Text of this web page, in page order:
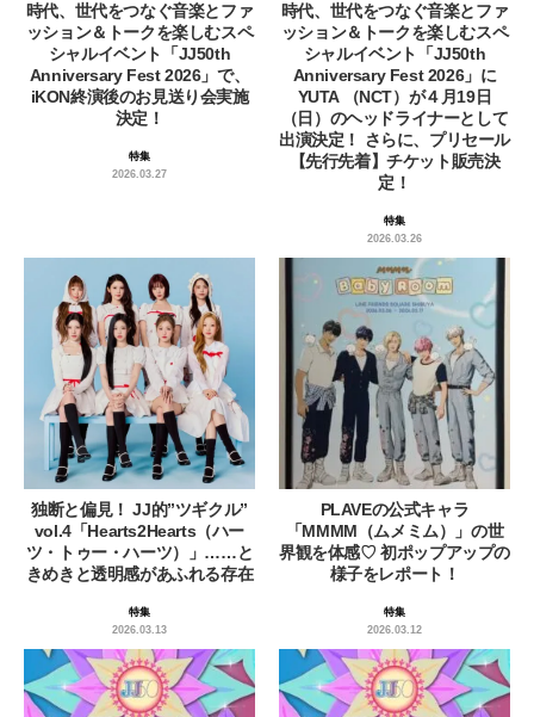
時代、世代をつなぐ音楽とファ
ッション＆トークを楽しむスペ
シャルイベント「JJ50th
Anniversary Fest 2026」で、
iKON終演後のお見送り会実施
決定！
特集
2026.03.27
時代、世代をつなぐ音楽とファ
ッション＆トークを楽しむスペ
シャルイベント「JJ50th
Anniversary Fest 2026」に
YUTA （NCT）が４月19日
（日）のヘッドライナーとして
出演決定！ さらに、プリセール
【先行先着】チケット販売決
定！
特集
2026.03.26
独断と偏見！ JJ的”ツギクル”
vol.4「Hearts2Hearts（ハー
ツ・トゥー・ハーツ）」……と
きめきと透明感があふれる存在
特集
2026.03.13
PLAVEの公式キャラ
「MMMM（ムメミム）」の世
界観を体感♡ 初ポップアップの
様子をレポート！
特集
2026.03.12